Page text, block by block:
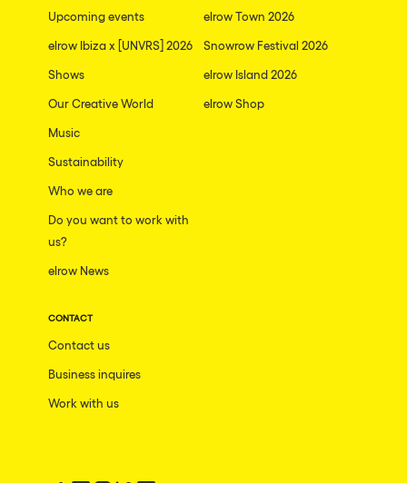
Upcoming events
elrow Ibiza x [UNVRS] 2026
Shows
Our Creative World
Music
Sustainability
Who we are
Do you want to work with
us?
elrow News
elrow Town 2026
Snowrow Festival 2026
elrow Island 2026
elrow Shop
CONTACT
Contact us
Business inquires
Work with us